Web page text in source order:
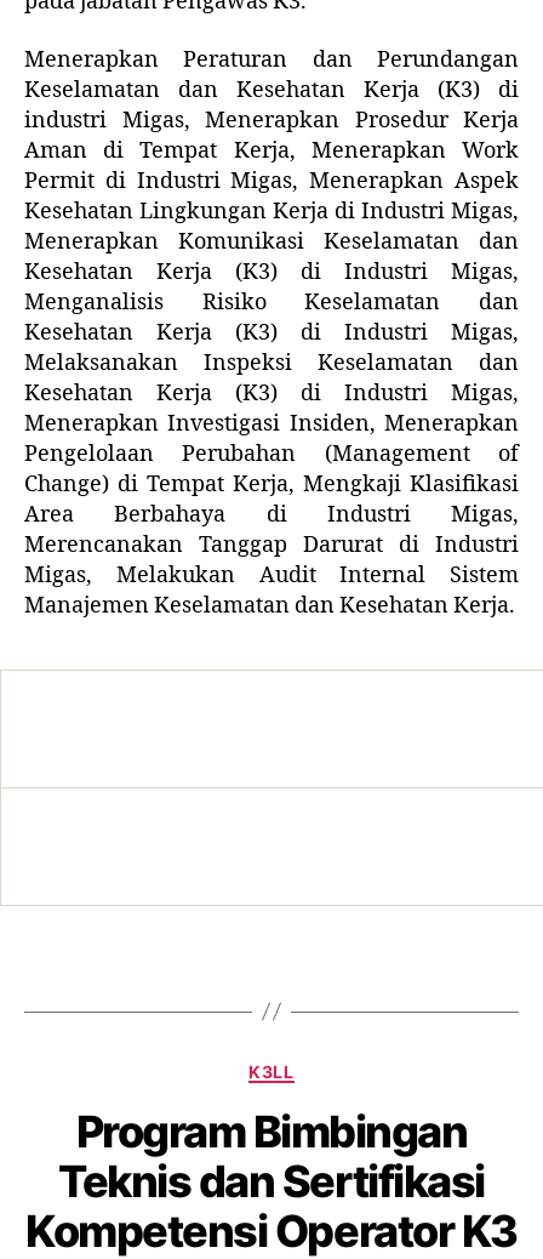
Menerapkan Peraturan dan Perundangan
Keselamatan dan Kesehatan Kerja (K3) di
industri Migas, Menerapkan Prosedur Kerja
Aman di Tempat Kerja, Menerapkan Work
Permit di Industri Migas, Menerapkan Aspek
Kesehatan Lingkungan Kerja di Industri Migas,
Menerapkan Komunikasi Keselamatan dan
Kesehatan Kerja (K3) di Industri Migas,
Menganalisis Risiko Keselamatan dan
Kesehatan Kerja (K3) di Industri Migas,
Melaksanakan Inspeksi Keselamatan dan
Kesehatan Kerja (K3) di Industri Migas,
Menerapkan Investigasi Insiden, Menerapkan
Pengelolaan Perubahan (Management of
Change) di Tempat Kerja, Mengkaji Klasifikasi
Area Berbahaya di Industri Migas,
Merencanakan Tanggap Darurat di Industri
Migas, Melakukan Audit Internal Sistem
Manajemen Keselamatan dan Kesehatan Kerja.
K3LL
Program Bimbingan
Teknis dan Sertifikasi
Kompetensi Operator K3